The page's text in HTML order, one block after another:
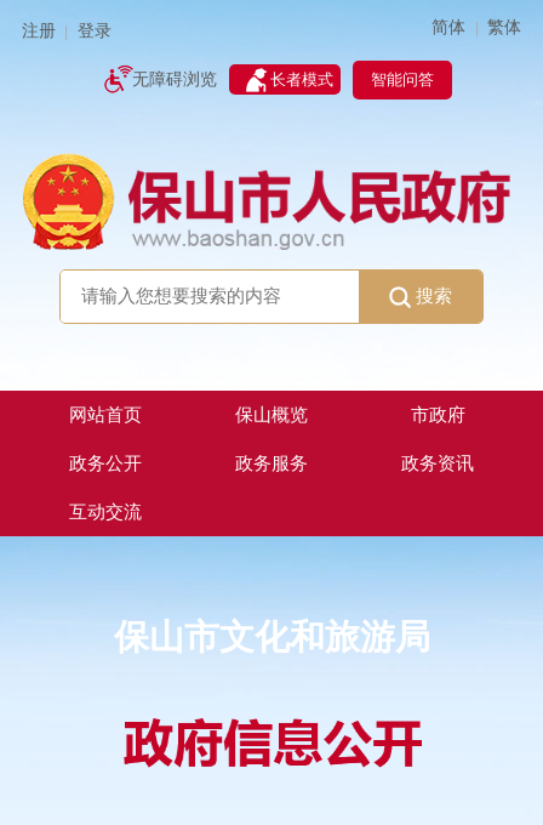
注册 登录 简体 | 繁体
无障碍浏览 长者模式 智能问答
搜索
网站首页 保山概览 市政府
政务公开 政务服务 政务资讯
互动交流
保山市文化和旅游局